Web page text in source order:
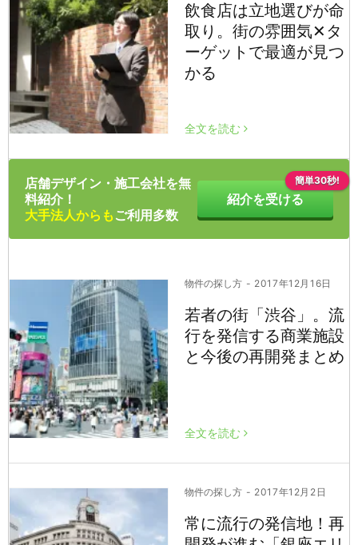
飲食店は立地選びが命
取り。街の雰囲気✕タ
ーゲットで最適が見つ
かる
全文を読む
店舗デザイン・施工会社を無
料紹介！
大手法人からも ご利用多数
紹介を受ける
簡単30秒!
物件の探し方 - 2017年12月16日
若者の街「渋谷」。流
行を発信する商業施設
と今後の再開発まとめ
全文を読む
物件の探し方 - 2017年12月2日
常に流行の発信地！再